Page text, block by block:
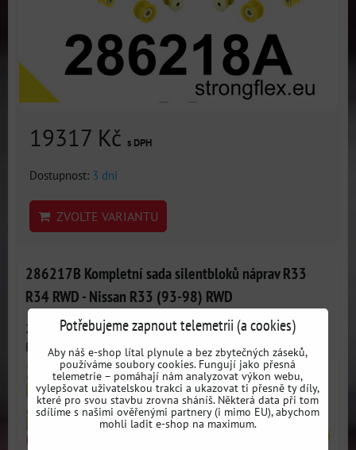
19317 Kč s DPH
Dostupnost: 3 dni
ZVOLTE VARIANTU
286217B Kompletní sada silentbloků náprav R33
R34 RWD - Nissan R33 (93-98) RWD
286217B: Kompletní sada silentbloků podvozku R33 R34
RWD -...
Potřebujeme zapnout telemetrii (a cookies)
Aby náš e-shop lítal plynule a bez zbytečných záseků,
používáme soubory cookies. Fungují jako přesná
telemetrie – pomáhají nám analyzovat výkon webu,
vylepšovat uživatelskou trakci a ukazovat ti přesně ty díly,
které pro svou stavbu zrovna sháníš. Některá data při tom
sdílíme s našimi ověřenými partnery (i mimo EU), abychom
mohli ladit e-shop na maximum.